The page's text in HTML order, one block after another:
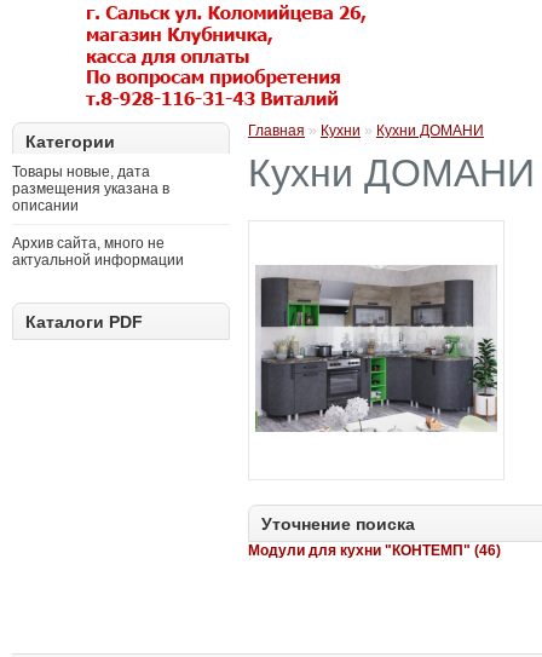
Категории
Товары новые, дата
размещения указана в
описании
Архив сайта, много не
актуальной информации
Каталоги PDF
Главная » Кухни » Кухни ДОМАНИ
Кухни ДОМАНИ
Уточнение поиска
Модули для кухни "КОНТЕМП" (46)